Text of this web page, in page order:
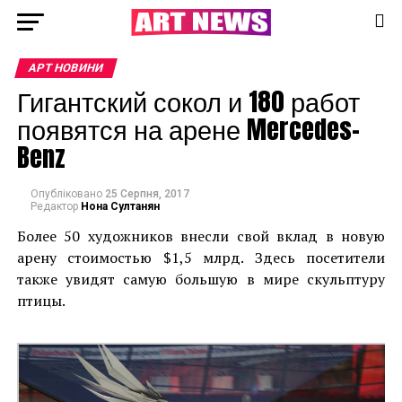
АРТ НОВИНИ
Гигантский сокол и 180 работ
появятся на арене Mercedes-
Benz
Опубліковано 25 Серпня, 2017
Редактор Нона Султанян
Более 50 художников внесли свой вклад в новую
арену стоимостью $1,5 млрд. Здесь посетители
также увидят самую большую в мире скульптуру
птицы.